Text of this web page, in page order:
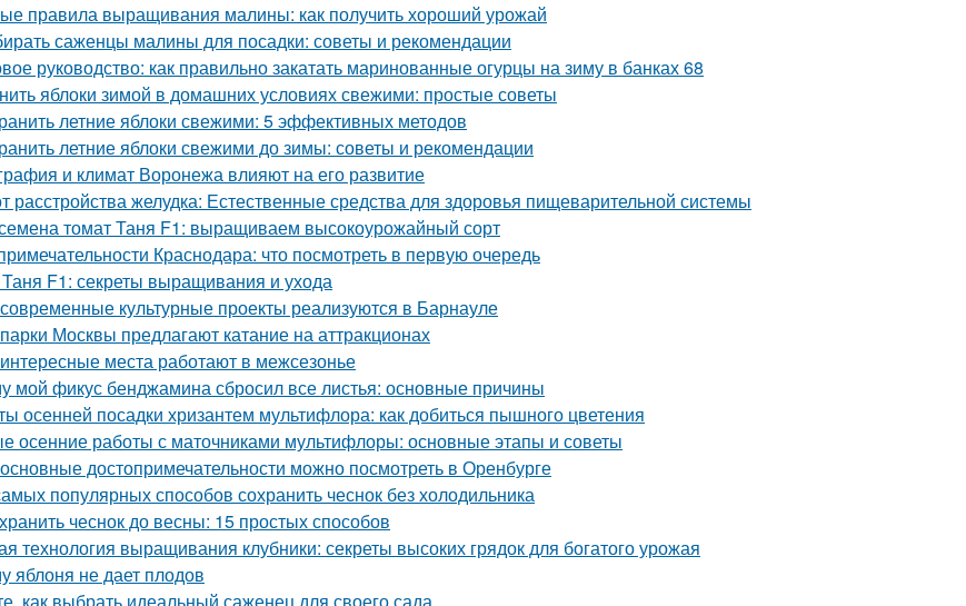
правила выращивания малины: как получить хороший урожай
саженцы малины для посадки: советы и рекомендации
руководство: как правильно закатать маринованные огурцы на зиму в банках 68
яблоки зимой в домашних условиях свежими: простые советы
летние яблоки свежими: 5 эффективных методов
летние яблоки свежими до зимы: советы и рекомендации
и климат Воронежа влияют на его развитие
расстройства желудка: Естественные средства для здоровья пищеварительной системы
томат Таня F1: выращиваем высокоурожайный сорт
Краснодара: что посмотреть в первую очередь
F1: секреты выращивания и ухода
культурные проекты реализуются в Барнауле
Москвы предлагают катание на аттракционах
места работают в межсезонье
мой фикус бенджамина сбросил все листья: основные причины
осенней посадки хризантем мультифлора: как добиться пышного цветения
осенние работы с маточниками мультифлоры: основные этапы и советы
достопримечательности можно посмотреть в Оренбурге
популярных способов сохранить чеснок без холодильника
чеснок до весны: 15 простых способов
технология выращивания клубники: секреты высоких грядок для богатого урожая
яблоня не дает плодов